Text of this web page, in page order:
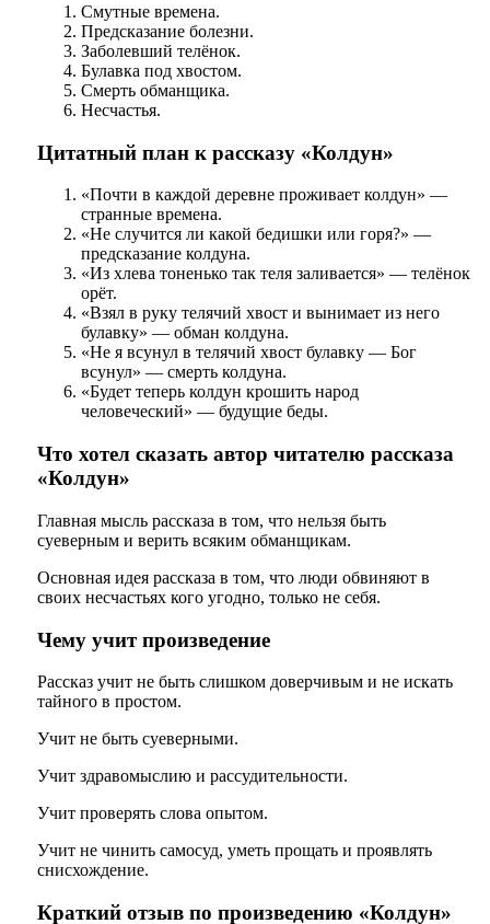
Смутные времена.
Предсказание болезни.
Заболевший телёнок.
Булавка под хвостом.
Смерть обманщика.
Несчастья.
Цитатный план к рассказу «Колдун»
«Почти в каждой деревне проживает колдун» —
странные времена.
«Не случится ли какой бедишки или горя?» —
предсказание колдуна.
«Из хлева тоненько так теля заливается» — телёнок
орёт.
«Взял в руку телячий хвост и вынимает из него
булавку» — обман колдуна.
«Не я всунул в телячий хвост булавку — Бог
всунул» — смерть колдуна.
«Будет теперь колдун крошить народ
человеческий» — будущие беды.
Что хотел сказать автор читателю рассказа
«Колдун»
Главная мысль рассказа в том, что нельзя быть
суеверным и верить всяким обманщикам.
Основная идея рассказа в том, что люди обвиняют в
своих несчастьях кого угодно, только не себя.
Чему учит произведение
Рассказ учит не быть слишком доверчивым и не искать
тайного в простом.
Учит не быть суеверными.
Учит здравомыслию и рассудительности.
Учит проверять слова опытом.
Учит не чинить самосуд, уметь прощать и проявлять
снисхождение.
Краткий отзыв по произведению «Колдун»